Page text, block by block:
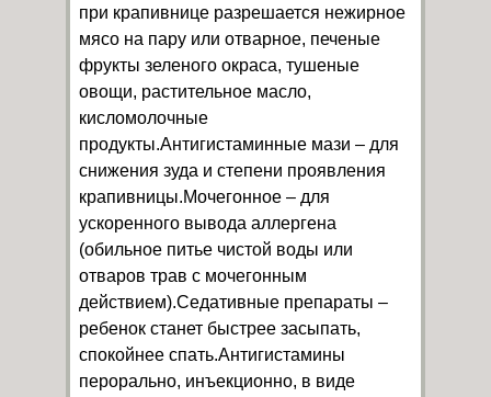
при крапивнице разрешается нежирное
мясо на пару или отварное, печеные
фрукты зеленого окраса, тушеные
овощи, растительное масло,
кисломолочные
продукты.Антигистаминные мази – для
снижения зуда и степени проявления
крапивницы.Мочегонное – для
ускоренного вывода аллергена
(обильное питье чистой воды или
отваров трав с мочегонным
действием).Седативные препараты –
ребенок станет быстрее засыпать,
спокойнее спать.Антигистамины
перорально, инъекционно, в виде